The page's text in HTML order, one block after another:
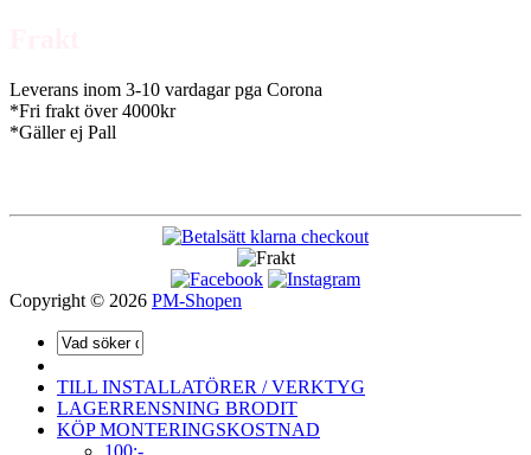
Leverans inom 3-10 vardagar pga Corona
*Fri frakt över 4000kr
*Gäller ej Pall
Copyright © 2026 PM-Shopen
TILL INSTALLATÖRER / VERKTYG
LAGERRENSNING BRODIT
KÖP MONTERINGSKOSTNAD
100:-